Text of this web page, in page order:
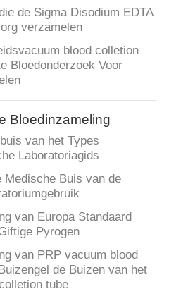
de Sigma Disodium EDTA
verzamelen
blood colletion
Bloedonderzoek Voor
Bloedinzameling
van het Types
Laboratoriagids
Medische Buis van de
van Europa Standaard
Pyrogen
van PRP vacuum blood
de Buizen van het
tube